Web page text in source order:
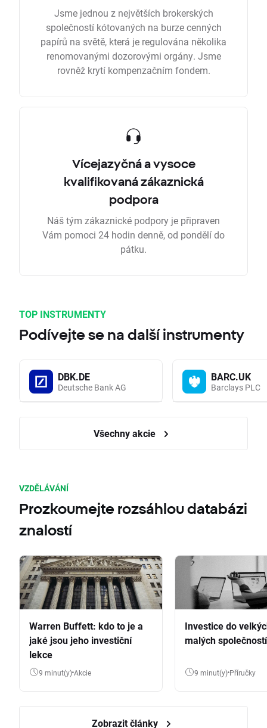
Jsme jednou z největších brokerských
společností kótovaných na burze cenných
papírů na světě, která je regulována několika
renomovanými dozorovými orgány. Jsme
rovněž krytí kompenzačním fondem.
Vícejazyčná a vysoce
kvalifikovaná zákaznická
podpora
Náš tým zákaznické podpory je připraven
Vám pomoci 24 hodin denně, od pondělí do
pátku.
TOP INSTRUMENTY
Podívejte se na další instrumenty
DBK.DE
Deutsche Bank AG
BARC.UK
Barclays PLC
Všechny akcie
VZDĚLÁVÁNÍ
Prozkoumejte rozsáhlou databázi
znalostí
Warren Buffett: kdo to je a
jaké jsou jeho investiční
lekce
9 minut(y) Akcie
Investice do
malých společností
9 minut(y) Příručky
Zobrazit články